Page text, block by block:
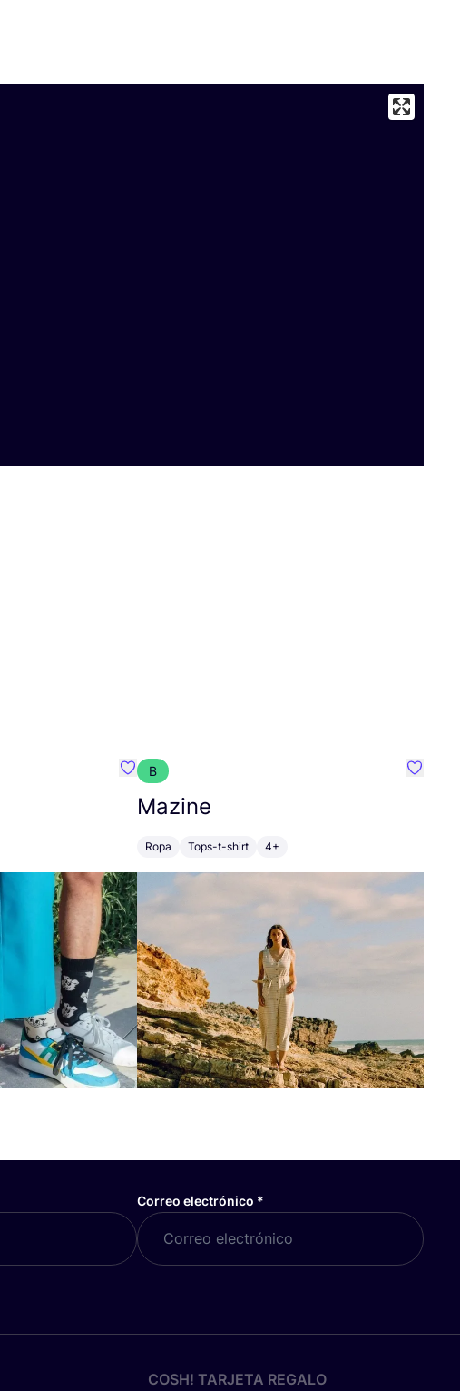
Favoritos {nombre}
B
Mazine
Ropa Tops-t-shirt 4+
Correo electrónico *
COSH! TARJETA REGALO